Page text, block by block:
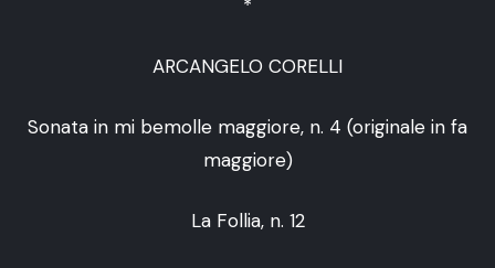
*
ARCANGELO CORELLI
Sonata in mi bemolle maggiore, n. 4 (originale in fa
maggiore)
La Follia, n. 12